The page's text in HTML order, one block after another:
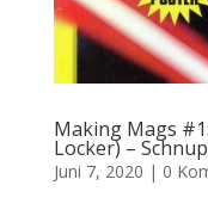
Making Mags
Locker) –
Juni 7, 2020 | 0